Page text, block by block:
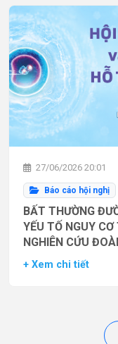
27/06/2026 20:01
Báo cáo hội nghị
BẤT THƯỜNG
YẾU TỐ NGUY
NGHIÊN CỨU
+ Xem chi tiết